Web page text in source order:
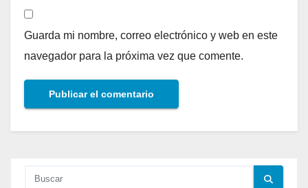
Guarda mi nombre, correo electrónico y web en este
navegador para la próxima vez que comente.